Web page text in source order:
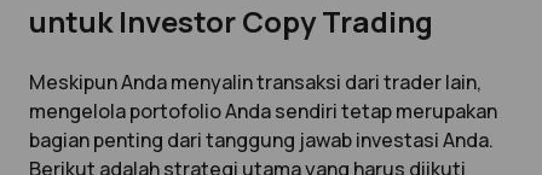
untuk Investor Copy Trading
Meskipun Anda menyalin transaksi dari trader lain,
mengelola portofolio Anda sendiri tetap merupakan
bagian penting dari tanggung jawab investasi Anda.
Berikut adalah strategi utama yang harus diikuti